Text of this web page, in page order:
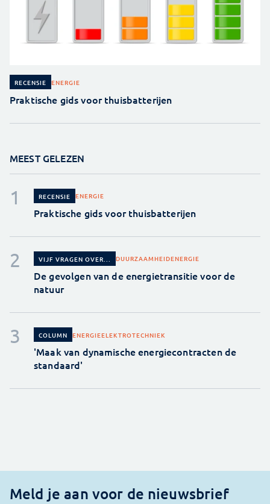
RECENSIE ENERGIE
Praktische gids voor thuisbatterijen
MEEST GELEZEN
RECENSIE ENERGIE
Praktische gids voor thuisbatterijen
VIJF VRAGEN OVER... DUURZAAMHEIDENERGIE
De gevolgen van de energietransitie voor de
natuur
COLUMN ENERGIEELEKTROTECHNIEK
'Maak van dynamische energiecontracten de
standaard'
Meld je aan voor de nieuwsbrief